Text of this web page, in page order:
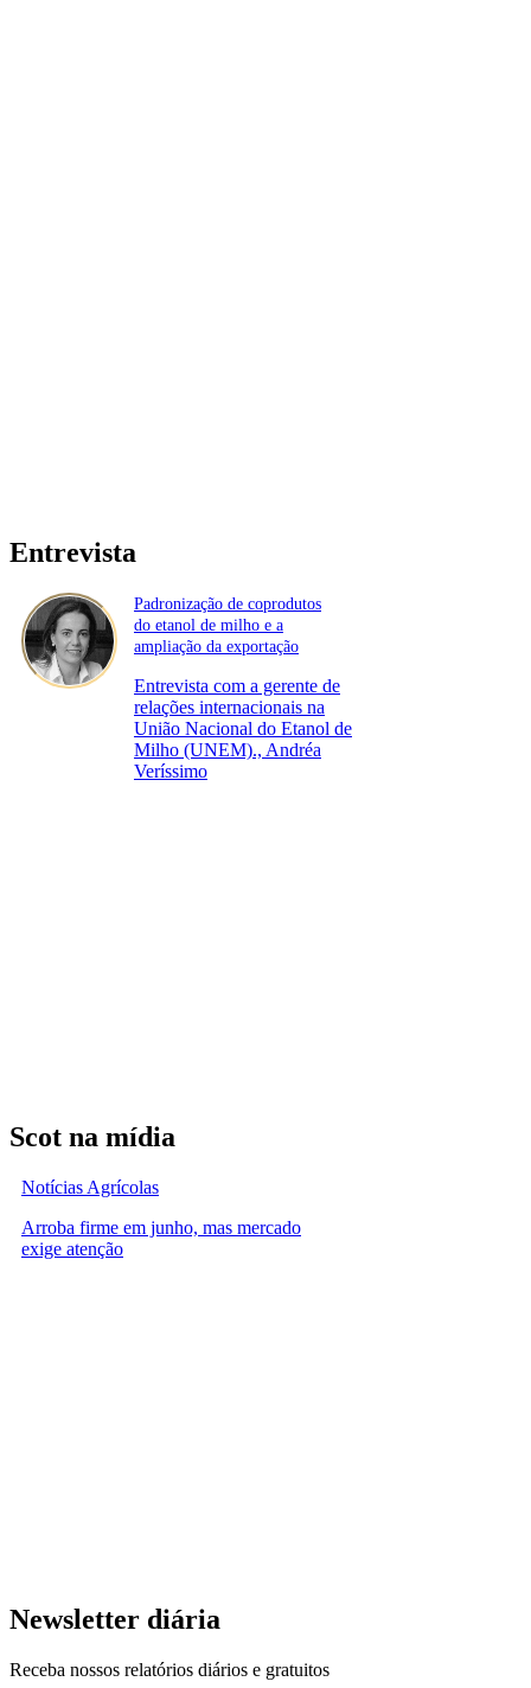
Entrevista
Padronização de coprodutos
do etanol de milho e a
ampliação da exportação
Entrevista com a gerente de
relações internacionais na
União Nacional do Etanol de
Milho (UNEM)., Andréa
Veríssimo
Scot na mídia
Notícias Agrícolas
Arroba firme em junho, mas mercado
exige atenção
Newsletter diária
Receba nossos relatórios diários e gratuitos